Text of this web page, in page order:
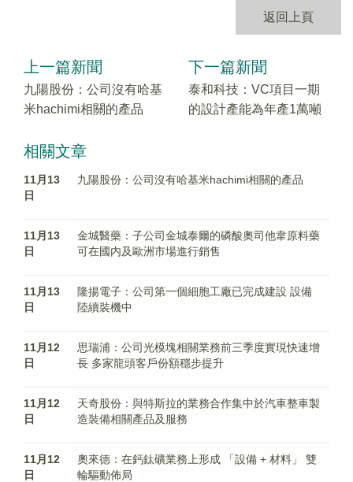
返回上頁
上一篇新聞
九陽股份：公司沒有哈基
米hachimi相關的產品
下一篇新聞
泰和科技：VC項目一期
的設計產能為年產1萬噸
相關文章
11月13
日
九陽股份：公司沒有哈基米hachimi相關的產品
11月13
日
金城醫藥：子公司金城泰爾的磷酸奧司他韋原料藥
可在國内及歐洲市場進行銷售
11月13
日
隆揚電子：公司第一個細胞工廠已完成建設 設備
陸續裝機中
11月12
日
思瑞浦：公司光模塊相關業務前三季度實現快速增
長 多家龍頭客戶份額穩步提升
11月12
日
天奇股份：與特斯拉的業務合作集中於汽車整車製
造裝備相關產品及服務
11月12
日
奧來德：在鈣鈦礦業務上形成 「設備 + 材料」 雙
輪驅動佈局